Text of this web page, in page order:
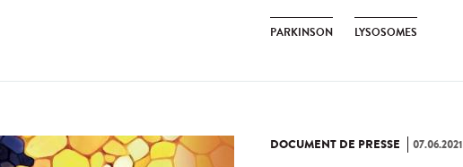
PARKINSON LYSOSOMES
DOCUMENT DE PRESSE 07.06.2021